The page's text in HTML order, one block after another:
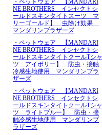
・ペットウェア 【MANDARI
NE BROTHERS インセクトシ
ールドスキンタイトスーツ マ
リーゴールド】 虫除け効果
マンダリンブラザーズ
・ペットウェア 【MANDARI
NE BROTHERS インセクトシ
ールドスキンタイトクールTシャ
ツ アイボリー】 防虫・接触
冷感生地使用 マンダリンブラ
ザーズ
・ペットウェア 【MANDARI
NE BROTHERS インセクトシ
ールドスキンタイトクールTシャ
ツ ライトブルー】 防虫・接
触冷感生地使用 マンダリンブ
ラザーズ